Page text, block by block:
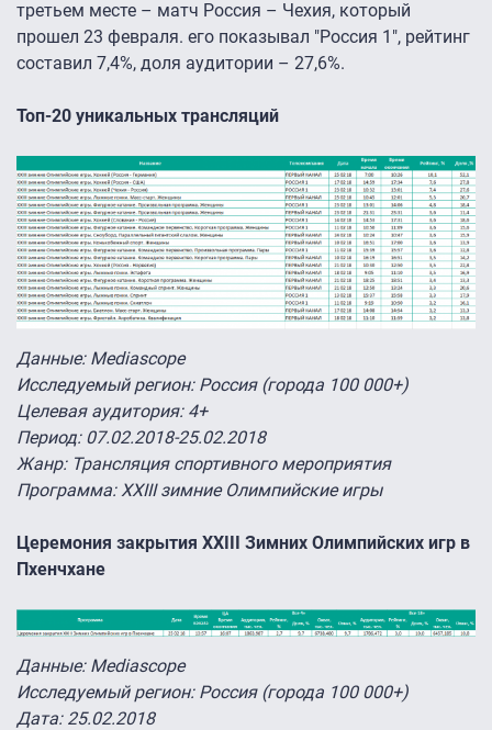
третьем месте – матч Россия – Чехия, который
прошел 23 февраля. его показывал "Россия 1", рейтинг
составил 7,4%, доля аудитории – 27,6%.
Топ-20 уникальных трансляций
Данные: Mediascope
Исследуемый регион: Россия (города 100 000+)
Целевая аудитория: 4+
Период: 07.02.2018-25.02.2018
Жанр: Трансляция спортивного мероприятия
Программа: XXIII зимние Олимпийские игры
Церемония закрытия XXIII Зимних Олимпийских игр в
Пхенчхане
Данные: Mediascope
Исследуемый регион: Россия (города 100 000+)
Дата: 25.02.2018